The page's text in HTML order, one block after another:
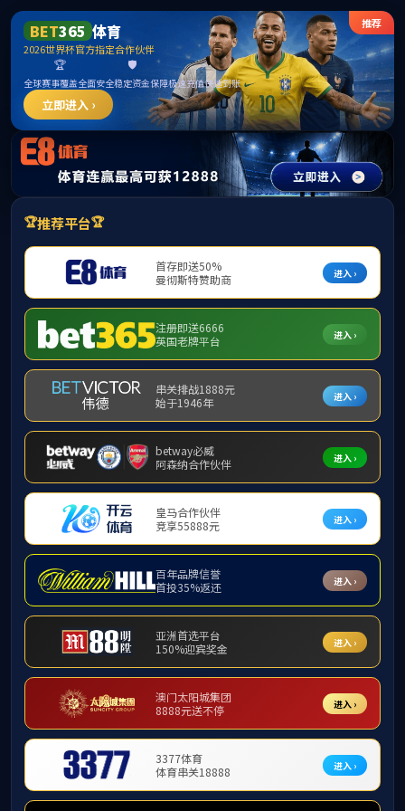
中国·必威(bw·西汉姆联)有限公司-Official
website
提示：访问地址无效，90/1d/c300a233501/http:/289找不到对应的栏
目！
首页